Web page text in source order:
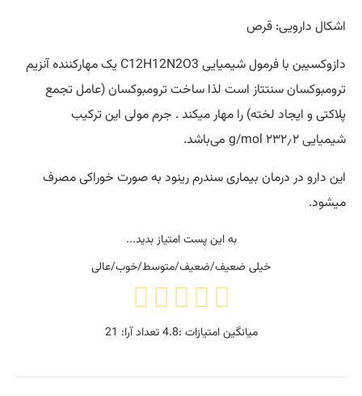
اشکال دارویی: قرص
دازوکسیبن با فرمول شیمیایی C12H12N2O3 یک مهارکننده آنزیم
ترومبوکسان سنتتاز است لذا ساخت ترومبوکسان (عامل تجمع
پلاکتی و ایجاد لخته) را مهار میکند . جرم مولی این ترکیب
شیمیایی ۲۳۲٫۲ g/mol می‌باشد.
این دارو در درمان بیماری سندرم رینود به صورت خوراکی مصرف
میشود.
به این پست امتیاز بدید...
خیلی ضعیف/ضعیف/متوسط/خوب/عالی
میانگین امتیازات :4.8تعداد آرا: 21